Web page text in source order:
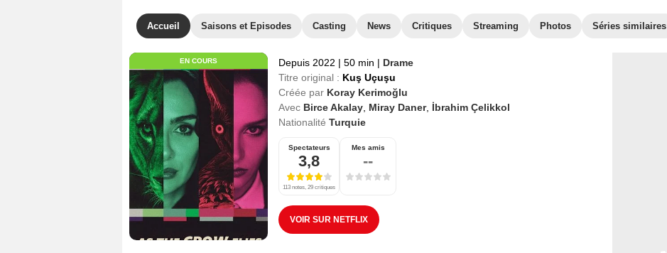
Accueil Saisons et Episodes Casting News Critiques Streaming Photos Séries similaires
EN COURS Depuis 2022 | 50 min | Drame
Titre original : Kuş Uçuşu
Créée par Koray Kerimoğlu
Avec Birce Akalay Miray Daner, İbrahim Çelikkol
Nationalité Turquie
Spectateurs
3,8
113 notes, 29 critiques
Mes amis
--
VOIR SUR NETFLIX